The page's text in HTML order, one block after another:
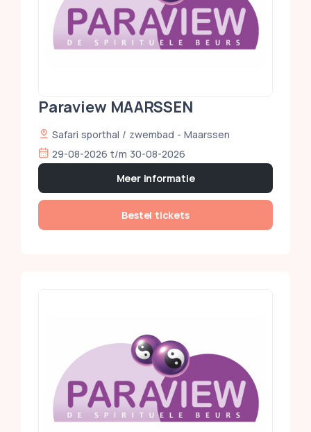
Paraview MAARSSEN
Safari sporthal / zwembad - Maarssen
29-08-2026 t/m 30-08-2026
Meer informatie
Bestel tickets